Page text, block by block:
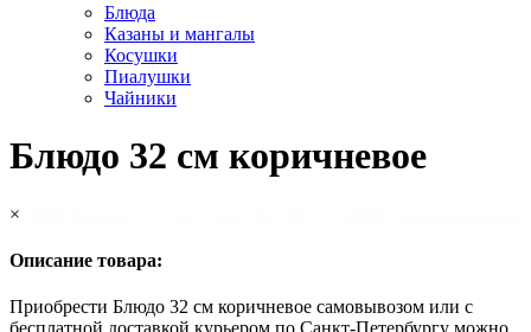
Блюда
Казаны и мангалы
Косушки
Пиалушки
Чайники
Блюдо 32 см коричневое
×
Описание товара:
Приобрести Блюдо 32 см коричневое самовывозом или с